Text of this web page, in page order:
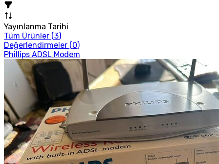
Yayınlanma Tarihi
Tüm Ürünler (3)
Değerlendirmeler (0)
Phillips ADSL Modem